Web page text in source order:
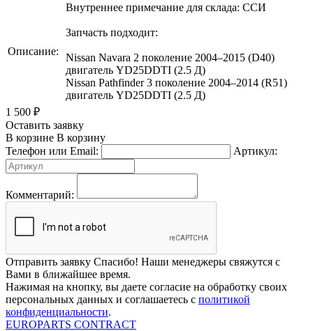
Описание:
Внутреннее примечание для склада: ССИ
Запчасть подходит:
Nissan Navara 2 поколение 2004–2015 (D40)
двигатель YD25DDTI (2.5 Д)
Nissan Pathfinder 3 поколение 2004–2014 (R51)
двигатель YD25DDTI (2.5 Д)
1 500 ₽
Оставить заявку
В корзине В корзину
Телефон или Email:
Артикул:
Комментарий:
Отправить заявку Спасибо! Наши менеджеры свяжутся с
Вами в ближайшее время.
Нажимая на кнопку, вы даете согласие на обработку своих
персональных данных и соглашаетесь с политикой
конфиденциальности.
EUROPARTS CONTRACT